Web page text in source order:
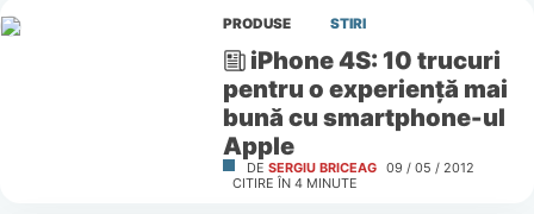
PRODUSE STIRI
iPhone 4S: 10 trucuri
pentru o experienţă mai
bună cu smartphone-ul
Apple
DE SERGIU BRICEAG 09 / 05 / 2012
CITIRE ÎN 4 MINUTE